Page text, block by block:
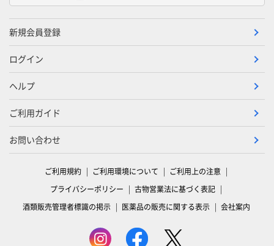
新規会員登録
ログイン
ヘルプ
ご利用ガイド
お問い合わせ
ご利用規約 ご利用環境について
ご利用上の注意
プライバシーポリシー
古物営業法に基づく表記
酒類販売管理者標識の掲示
医薬品の販売に関する表示 会社案内